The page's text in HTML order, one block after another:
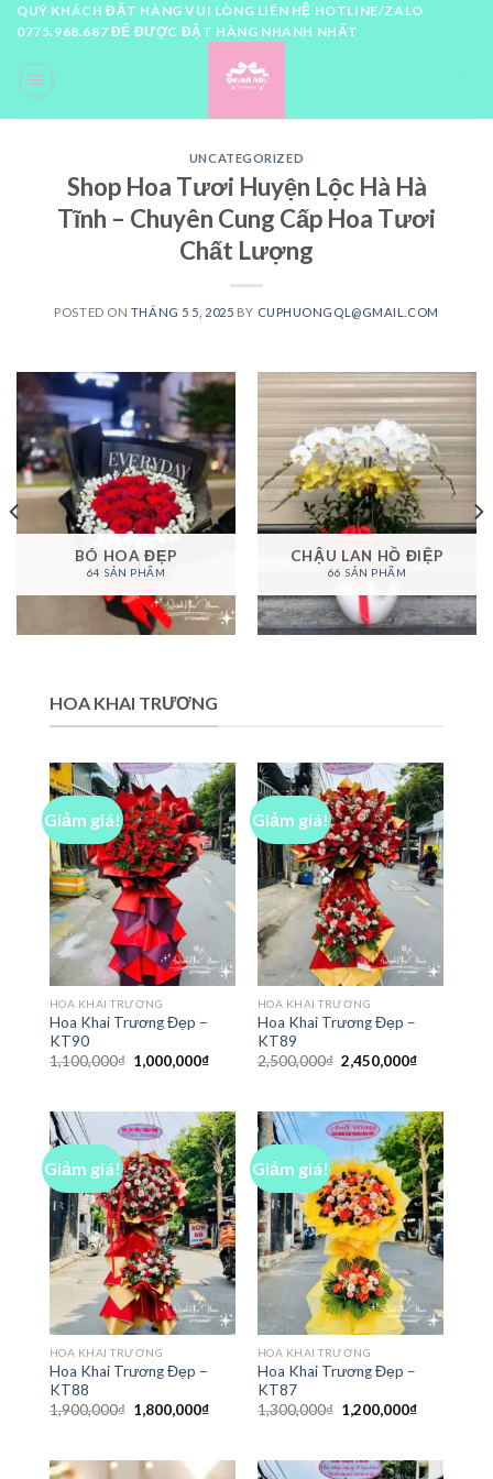
Skip
content
QUÝ KHÁCH ĐẶT HÀNG VUI LÒNG LIÊN HỆ HOTLINE/ZALO
0775.968.687 ĐỂ ĐƯỢC ĐẶT HÀNG NHANH NHẤT
UNCATEGORIZED
Shop Hoa Tươi Huyện Lộc Hà Hà
Tĩnh – Chuyên Cung Cấp Hoa Tươi
Chất Lượng
POSTED ON THÁNG 5 5, 2025 BY CUPHUONGQL@GMAIL.COM
BÓ HOA ĐẸP
64 SẢN PHẨM
CHẬU LAN HỒ ĐIỆP
66 SẢN PHẨM
HOA KHAI TRƯƠNG
Giảm giá!
HOA KHAI TRƯƠNG
Hoa Khai Trương Đẹp –
KT90
1,100,000₫ Giá
gốc
1,000,000₫Giá
1,000,000₫.
Giảm giá!
HOA KHAI TRƯƠNG
Hoa Khai Trương Đẹp –
KT89
2,500,000₫ Giá
gốc
2,450,000₫Giá
Giảm giá!
HOA KHAI TRƯƠNG
Hoa Khai Trương Đẹp –
KT88
1,900,000₫ Giá
gốc
1,800,000₫Giá
1,800,000₫.
Giảm giá!
HOA KHAI TRƯƠNG
Hoa Khai Trương Đẹp –
KT87
1,300,000₫ Giá
gốc
1,200,000₫Giá